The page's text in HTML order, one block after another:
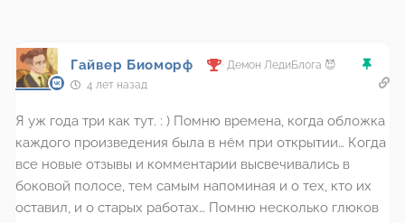
Гайвер Биоморф
Демон ЛедиБлога 😈
4 лет назад
Я уж года три как тут. : ) Помню времена, когда обложка
каждого произведения была в нём при открытии… Когда
все новые отзывы и комментарии высвечивались в
боковой полосе, тем самым напоминая и о тех, кто их
оставил, и о старых работах… Помню несколько глюков